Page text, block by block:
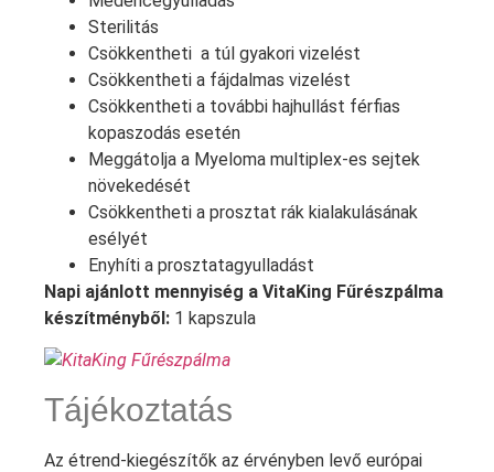
Sterilitás
Csökkentheti a túl gyakori vizelést
Csökkentheti a fájdalmas vizelést
Csökkentheti a további hajhullást férfias
kopaszodás esetén
Meggátolja a Myeloma multiplex-es sejtek
növekedését
Csökkentheti a prosztat rák kialakulásának
esélyét
Enyhíti a prosztatagyulladást
Napi ajánlott mennyiség a VitaKing Fűrészpálma
készítményből: 1 kapszula
Tájékoztatás
Az étrend-kiegészítők az érvényben levő európai